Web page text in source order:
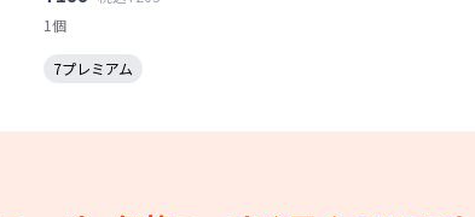
1個
7プレミアム